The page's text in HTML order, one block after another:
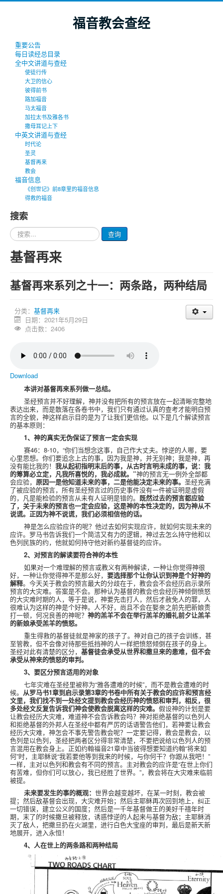
福音教会查经
重要公告
每日读经总目录
全中文讲道与查经
使徒行传
大卫的信心
彼得前书
路加福音
马太福音
加拉太书及雅各书
撒母耳记上下
中英文讲道与查经
时代论
圣灵
基督再来
教会
福音信息
《创世记》前8章里的福音信息
得救的福音
搜索
请
输
入
要
的
查询
基督再来
基督再来系列之十一：两条路，两种结局
分类： 基督再来
日期：2021年5月29日
点击数：2406
Download
本讲对基督再来系列做一总结。
圣经预言并不好理解，神并没有把所有的预言放在一起清晰完整地
表达出来，而是散落在各卷书中，我们只有通过认真的查考才能明白预
言的全貌，神这样启示目的是为了让我们更信他。以下是几个解读预言
的基本原则：
1、神的真实无伪保证了预言一定会实现
赛46：8-10，“你们当想念这事，自己作大丈夫。悖逆的人哪，要
心里思想。你们要追念上古的事，因为我是神，并无别神；我是神，再
没有能比我的！ 我从起初指明末后的事，从古时言明未成的事，说：我
的筹算必立定，凡我所喜悦的，我必成就。”神的预言无一例外全部都
会应验， 原因一是他知道未来的事，二是他能决定未来的事。 圣经充满
了被应验的预言，所有圣经预言过的历史事件没有一件被证明是虚假
的，凡是能检验的预言从未有人证明是错的。 既然过去的预言都应验
了，关于未来的预言也一定会应验，这是神的本性决定的，因为神从不
说谎。正因为神不说谎，我们必须相信他的话。
神是怎么应验应许的呢？他过去如何实现应许，就如何实现未来的
应许。罗马书告诉我们一个简洁又有力的逻辑，神过去怎么持守他和以
色列民族的约，他就如何持守他对新约基督徒的应许。
2、对预言的解读要符合神的本性
如果对一个难理解的预言或教义有两种解读，一种让你觉得神很
好，一种让你觉得神不是那么好， 要选择那个让你认识到神是个好神的
解释。今天关于教会的预言最大的分歧在于，教会会不会经历启示录所
预言的大灾难。答案是不会。那种认为基督的教会也会经历神倾倒愤怒
的大灾难时期的人，等于是说，神要先击打人，然后才赦免人的罪，人
很难认为这样的神是个好神。人不好，尚且不会在娶亲之前先把新娘责
打一顿，何况良善的神呢？ 神的羔羊不会在举行羔羊的婚礼前夕让羔羊
的新娘承受羔羊的愤怒。
重生得救的基督徒就是神家的孩子了。神对自己的孩子会训练，甚
至管教，但不会像对待那些抵挡神的人一样把愤怒倾倒在孩子的身上。
圣经对此有清楚的区分， 基督徒会承受从世界和撒旦来的患难，但不会
承受从神来的愤怒的审判。
3、要区分预言适用的对象
七年灾难在圣经里被称为“雅各遭难的时候”，而不是教会遭难的时
候。 从罗马书1章到启示录第3章的书卷中所有关于教会的应许和预言经
文里，我们找不到一处经文提到教会会经历神的愤怒和审判，相反，很
多处经文反复告诉我们神会使教会脱离这样的灾难。 假设神的计划是要
让教会经历大灾难，难道神不会告诉教会吗？神对拒绝基督的以色列人
和拒绝基督的外邦人在圣经中都有严厉的话语警告他们，若神要让教会
经历大灾难，神怎会不事先警告教会呢？一定要记得，教会是教会，以
色列是以色列，圣经把两者区分得非常清楚，不要把说给以色列人的预
言混用在教会身上。正如约翰福音21章中当彼得想要知道约翰“将来如
何”时，主耶稣说“我若要他等到我来的时候，与你何干？你跟从我吧！”
一样，主对以色列和教会有不同的预言。主对教会的应许是“在世上你们
有苦难，但你们可以放心，我已经胜了世界。”，教会将在大灾难来临前
被提。
未来要发生的事的概观：世界会越变越坏，在某一时刻，教会被
提；然后敌基督会出现，大灾难开始；然后主耶稣再次回到地上，纠正
一切错误，建立公义的国度；然后是一千年基督做王的美好千禧年时
期，末了的时候撒旦被释放，诱惑悖逆的人起来与基督为敌；主耶稣消
灭了敌人，把撒旦扔在火湖里，进行白色大宝座的审判，最后是新天新
地展开，进入永恒！
4、人在世上的两条路和两种结局